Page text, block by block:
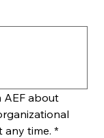
AEF about
any time. *